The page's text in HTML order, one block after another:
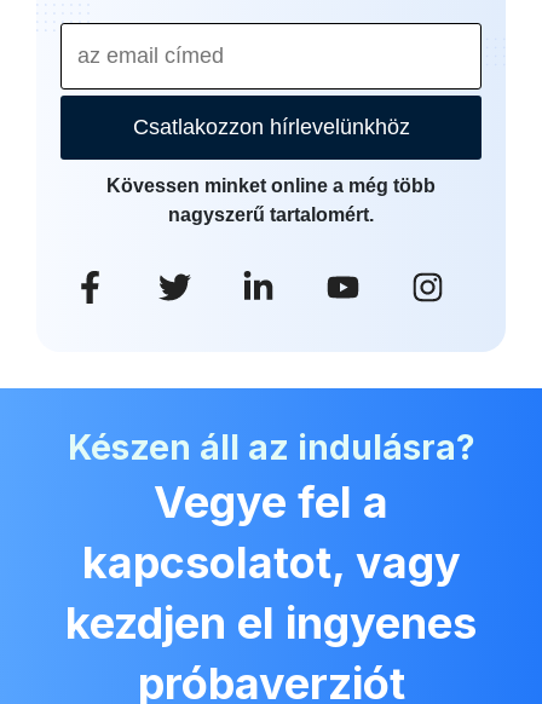
Csatlakozzon hírlevelünkhöz
Kövessen minket online a még több
nagyszerű tartalomért.
Készen áll az indulásra?
Vegye fel a
kapcsolatot, vagy
kezdjen el ingyenes
próbaverziót